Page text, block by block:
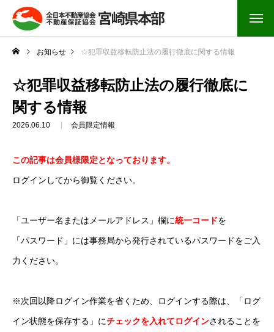
お知らせ ☆犯罪収益移転防止法の履行徹底に関する情報
☆犯罪収益移転防止法の履行徹底に
関する情報
2026.06.10 会員限定情報
この記事は会員様限定となっております。
ログインしてから御覧ください。
「ユーザー名またはメールアドレス」欄に統一コードを
「パスワード」には事務局から発行されているパスワードをご入
力ください。
※次回以降ログイン作業を省くため、ログインする際は、「ログ
イン状態を保存する」にチェックを入れてログインされることを